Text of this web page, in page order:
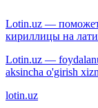
Lotin.uz — поможет
кириллицы на
Lotin.uz —
aksincha o'girish
lotin.uz